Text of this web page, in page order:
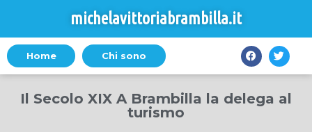
michelavittoriabrambilla.it
Home Chi sono
Il Secolo XIX A Brambilla la delega al
turismo